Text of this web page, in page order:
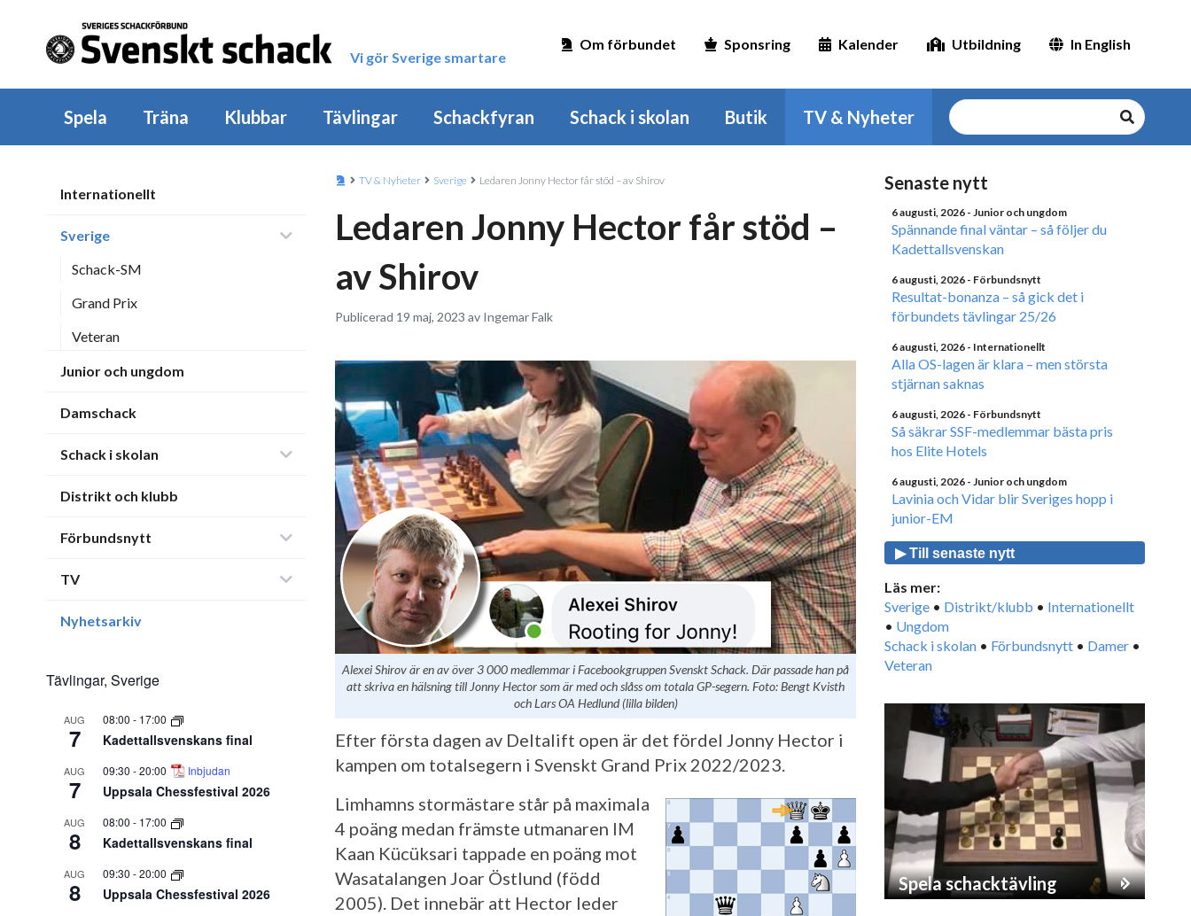
Vi gör Sverige smartare
Om förbundet Sponsring Kalender Utbildning In English
Spela Träna Klubbar Tävlingar Schackfyran Schack i skolan Butik TV & Nyheter
Internationellt
Sverige
Schack-SM
Grand Prix
Veteran
Junior och ungdom
Damschack
Schack i skolan
Distrikt och klubb
Förbundsnytt
TV
Nyhetsarkiv
Tävlingar, Sverige
AUG
7
08:00 - 17:00
Kadettallsvenskans final
AUG
7
09:30 -20:00 Inbjudan
Uppsala Chessfestival 2026
AUG
8
08:00 - 17:00
Kadettallsvenskans final
AUG
8
09:30 -20:00
Uppsala Chessfestival 2026
TV & Nyheter Sverige Ledaren Jonny Hector får stöd – av Shirov
Ledaren Jonny Hector får stöd –
av Shirov
Publicerad 19 maj, 2023 av Ingemar Falk
Alexei Shirov är en av över 3 000 medlemmar i Facebookgruppen Svenskt Schack. Där passade han på
att skriva en hälsning till Jonny Hector som är med och slåss om totala GP-segern. Foto: Bengt Kvisth
och Lars OA Hedlund (lilla bilden)
Efter första dagen av Deltalift open är det fördel Jonny Hector i
kampen om totalsegern i Svenskt Grand Prix 2022/2023.
Limhamns stormästare står på maximala
4 poäng medan främste utmanaren IM
Kaan Kücüksari tappade en poäng mot
Wasatalangen Joar Östlund (född
2005). Det innebär att Hector leder
Senaste nytt
6 augusti, 2026 - Junior och ungdom
Spännande final väntar – så följer du
Kadettallsvenskan
6 augusti, 2026 - Förbundsnytt
Resultat-bonanza – så gick det i
förbundets tävlingar 25/26
6 augusti, 2026 - Internationellt
Alla OS-lagen är klara – men största
stjärnan saknas
6 augusti, 2026 - Förbundsnytt
Så säkrar SSF-medlemmar bästa pris
hos Elite Hotels
6 augusti, 2026 - Junior och ungdom
Lavinia och Vidar blir Sveriges hopp i
junior-EM
▶ Till senaste nytt
Läs mer:
Sverige • Distrikt/klubb • Internationellt
• Ungdom
Schack i skolan • Förbundsnytt • Damer •
Veteran
Spela schacktävling